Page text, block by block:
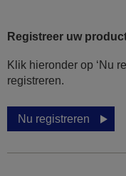
Registreer uw
Klik hieronder op ‘Nu
registreren.
Nu registreren